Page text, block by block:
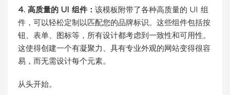
4. 高质量的 UI 组件： 该模板附带了各种高质量的 UI 组
件，可以轻松定制以匹配您的品牌标识。这些组件包括按
钮、表单、图标等，所有设计都考虑到一致性和可用性。
这使得创建一个有凝聚力、具有专业外观的网站变得很容
易，而无需设计每个元素。
从头开始。